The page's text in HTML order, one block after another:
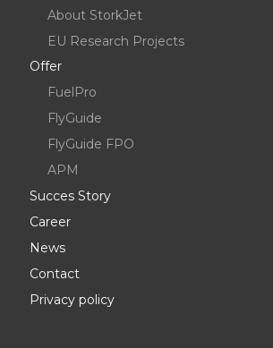
About StorkJet
EU Research Projects
Offer
FuelPro
FlyGuide
FlyGuide FPO
APM
Succes Story
Career
News
Contact
Privacy policy